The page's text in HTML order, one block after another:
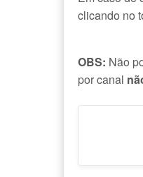
clicando no
OBS: Não
por canal